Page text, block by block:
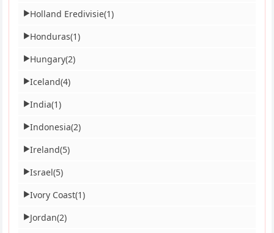
▶Holland Eredivisie(1)
▶Honduras(1)
▶Hungary(2)
▶Iceland(4)
▶India(1)
▶Indonesia(2)
▶Ireland(5)
▶Israel(5)
▶Ivory Coast(1)
▶Jordan(2)